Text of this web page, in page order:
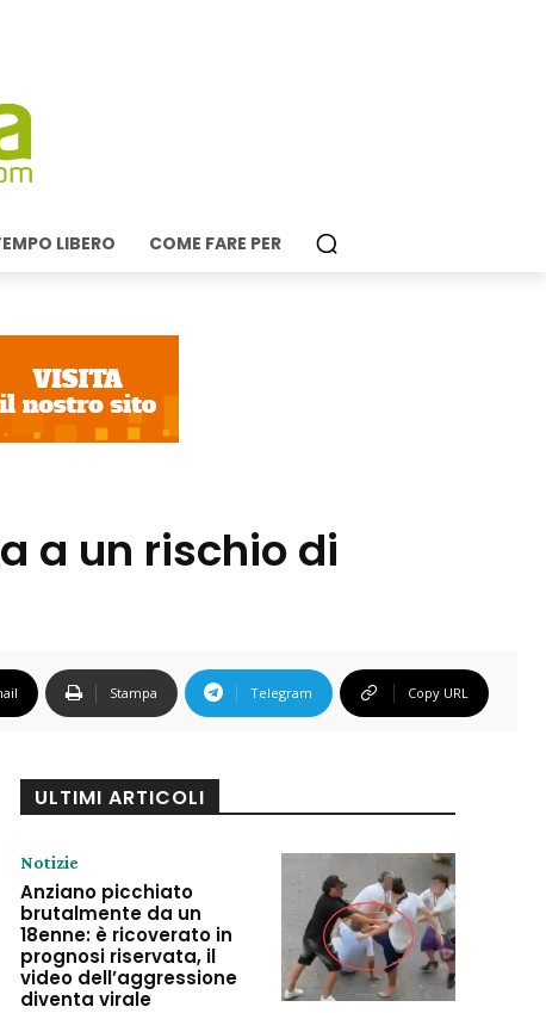
LIBERO COME FARE PER
a un rischio di
Stampa Telegram Copy URL
ULTIMI ARTICOLI
Notizie
Anziano picchiato
brutalmente da un
18enne: è ricoverato in
prognosi riservata, il
video dell’aggressione
diventa virale